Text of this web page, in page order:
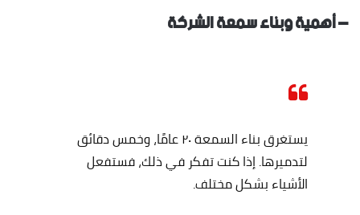
– أهمية وبناء سمعة الشركة
يستغرق بناء السمعة ٢٠ عامًا، وخمس دقائق
لتدميرها. إذا كنت تفكر في ذلك، فستفعل
الأشياء بشكل مختلف.